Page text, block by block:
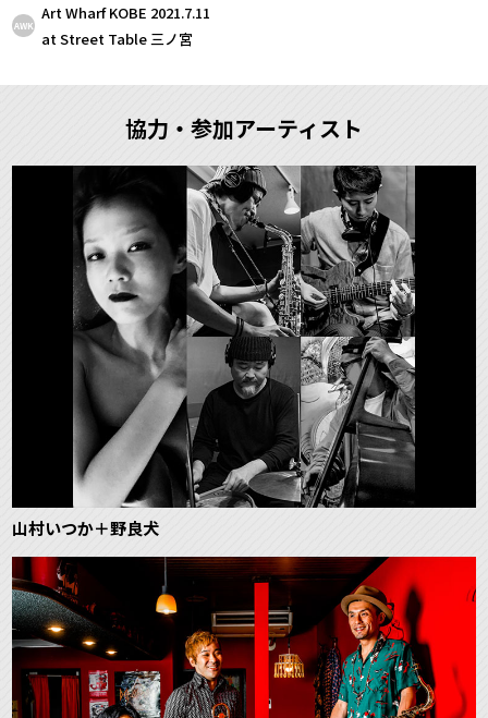
AWK
Art Wharf KOBE 2021.7.11
at Street Table 三ノ宮
協力・参加アーティスト
山村いつか＋野良犬